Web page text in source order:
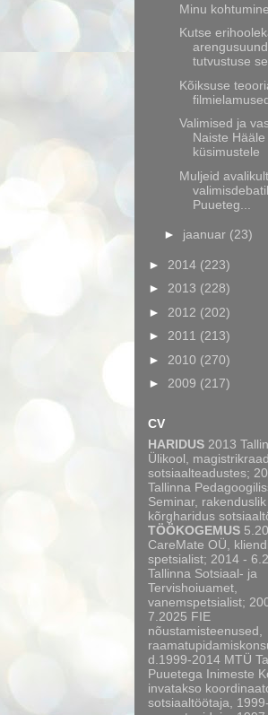
Minu
Kutse
tutvustuse
Kõiksuse
Valimised ja
Naiste Hääle
küsimustele
Muljeid avalikult
Puueteg...
► jaanuar (23)
► 2014 (223)
► 2013 (228)
► 2012 (202)
► 2011 (213)
► 2010 (270)
► 2009 (217)
CV
HARIDUS 2013
Ülikool, magistrikraad
sotsiaalteadustes;
Tallinna
Seminar, rakenduslik
kõrgharidus
TÖÖKOGEMUS
CareMate OÜ,
spetsialist; 2014 -
Tallinna Sotsiaal- ja
Tervishoiuamet,
vanemspetsialist;
7.2025 FIE
nõustamisteenused,
d.1999-2014 MTÜ
Puuetega Inimeste
invatakso
sotsiaaltöötaja,